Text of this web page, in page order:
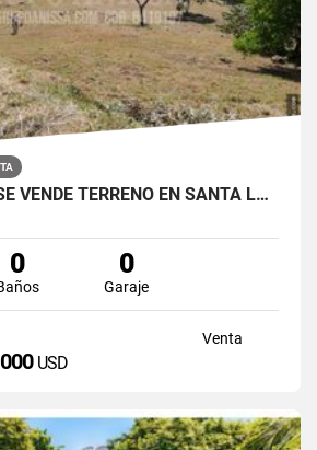
OPORTUNIDAD! SE VENDE TERRENO EN SANTA LUCIA VÍA AL VALLE DE ANTÓN
0 0
Garaje
Venta
USD